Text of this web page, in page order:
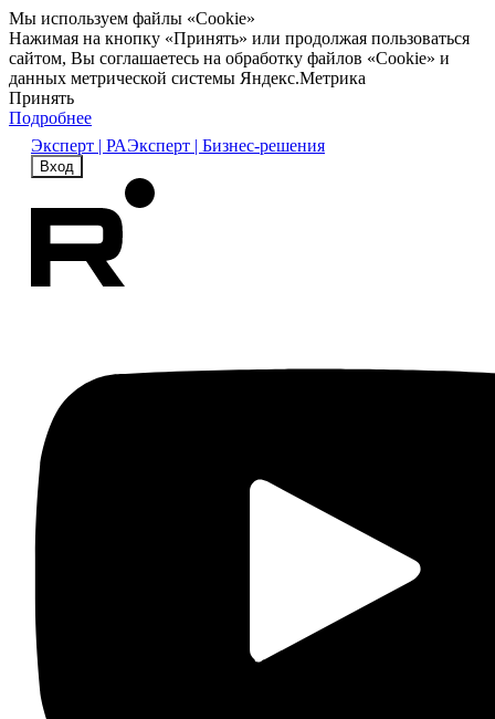
Мы используем файлы «Cookie»
Нажимая на кнопку «Принять» или продолжая пользоваться
сайтом, Вы соглашаетесь на обработку файлов «Cookie» и
данных метрической системы Яндекс.Метрика
Принять
Подробнее
Эксперт | РАЭксперт | Бизнес-решения
Вход